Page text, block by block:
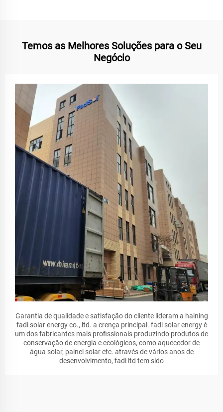
Temos as Melhores Soluções para o Seu
Negócio
Garantia de qualidade e satisfação do cliente lideram a haining
fadi solar energy co., ltd. a crença principal. fadi solar energy é
um dos fabricantes mais profissionais produzindo produtos de
conservação de energia e ecológicos, como aquecedor de
água solar, painel solar etc. através de vários anos de
desenvolvimento, fadi ltd tem sido